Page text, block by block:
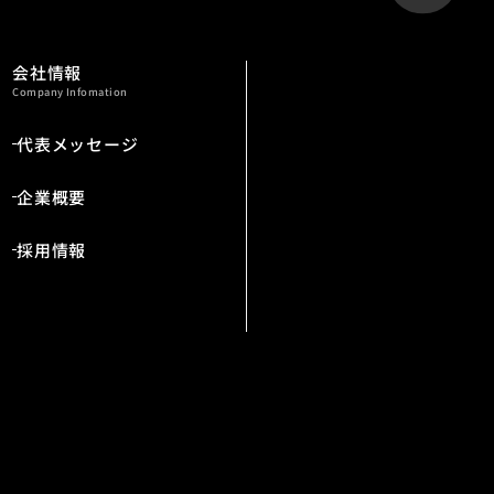
会社情報
Company Infomation
代表メッセージ
企業概要
採用情報